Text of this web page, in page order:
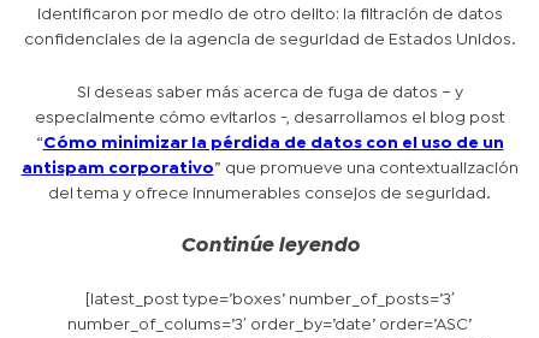
identificaron por medio de otro delito: la filtración de datos
confidenciales de la agencia de seguridad de Estados Unidos.
Si deseas saber más acerca de fuga de datos – y
especialmente cómo evitarlos -, desarrollamos el blog post
“Cómo minimizar la pérdida de datos con el uso de un
antispam corporativo” que promueve una contextualización
del tema y ofrece innumerables consejos de seguridad.
Continúe leyendo
[latest_post type=’boxes’ number_of_posts=’3′
number_of_colums=’3′ order_by=’date’ order=’ASC’